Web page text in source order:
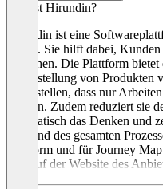
Was ist Hirundin?
Hirundin ist eine
richtet. Sie hilft dabei,
verstehen. Die Plattform
der Erstellung von Produkten
sicherstellen, dass nur
werden. Zudem reduziert sie
automatisch das Denken und
während des gesamten
Plattform und für Journey
sind auf der Website des